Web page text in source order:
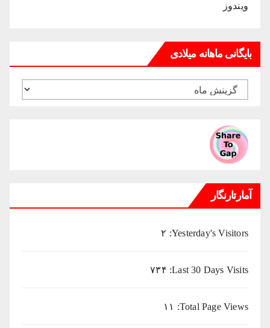
ویندوز
بایگانی ماهانه میلادی
بایگانی
میلادی
آمارتارنگار
Yesterday's Visitors: ۲
Last 30 Days Visits: ۷۳۴
Total Page Views: ۱۱